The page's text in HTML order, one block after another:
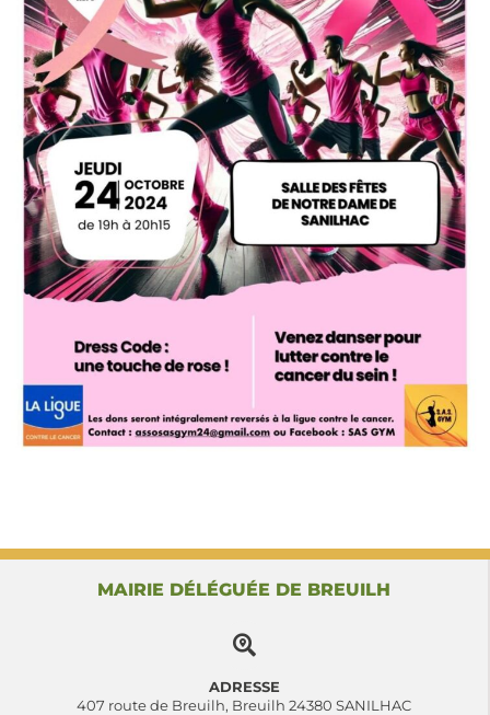
MAIRIE DÉLÉGUÉE DE BREUILH
ADRESSE
407 route de Breuilh, Breuilh 24380 SANILHAC